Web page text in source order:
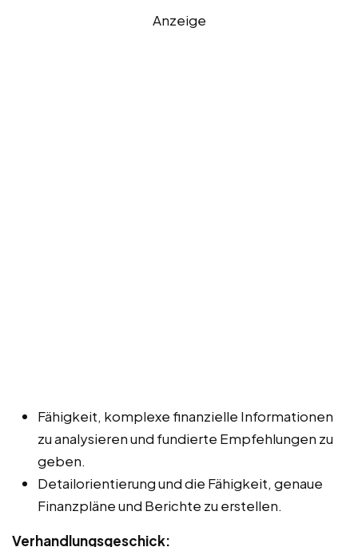
Anzeige
Fähigkeit, komplexe finanzielle Informationen
zu analysieren und fundierte Empfehlungen zu
geben.
Detailorientierung und die Fähigkeit, genaue
Finanzpläne und Berichte zu erstellen.
Verhandlungsgeschick: